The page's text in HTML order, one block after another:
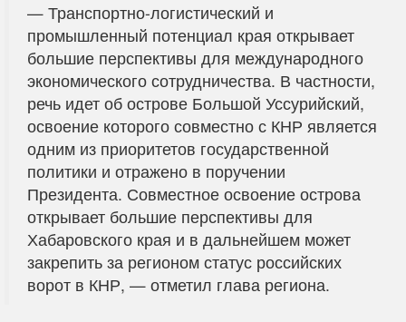
— Транспортно-логистический и
промышленный потенциал края открывает
большие перспективы для международного
экономического сотрудничества. В частности,
речь идет об острове Большой Уссурийский,
освоение которого совместно с КНР является
одним из приоритетов государственной
политики и отражено в поручении
Президента. Совместное освоение острова
открывает большие перспективы для
Хабаровского края и в дальнейшем может
закрепить за регионом статус российских
ворот в КНР, — отметил глава региона.